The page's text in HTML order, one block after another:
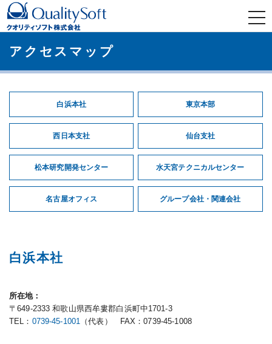
t
o
g
a
g
i
o
アクセスマップ
白浜本社 東京本部
西日本支社 仙台支社
松本研究開発センター 水天宮テクニカルセンター
名古屋オフィス グループ会社・関連会社
白浜本社
所在地
〒649-2333 和歌山県西牟婁郡白浜町中1701-3
TEL： 0739-45-1001 （代表） FAX：0739-45-1008